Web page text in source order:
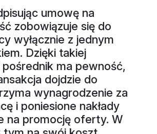
umowę na
zobowiązuje się do
wyłącznie z jednym
Dzięki takiej
ma pewność,
dojdzie do
wynagrodzenie za
i poniesione nakłady
na promocję oferty. W